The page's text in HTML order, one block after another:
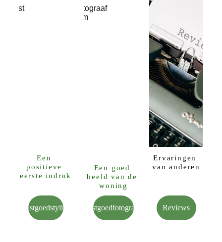
Een
positieve
eerste indruk
Vastgoedfotografie
Ervaringen
van anderen
Vastgoedstyling
Een goed
beeld van de
woning
Reviews